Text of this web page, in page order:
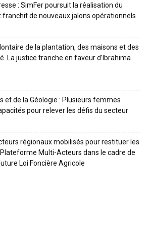
: SimFer poursuit la réalisation du
de nouveaux jalons opérationnels
de la plantation, des maisons et des
La justice tranche en faveur d’Ibrahima
et de la Géologie : Plusieurs femmes
pour relever les défis du secteur
régionaux mobilisés pour restituer les
Multi-Acteurs dans le cadre de
Loi Foncière Agricole